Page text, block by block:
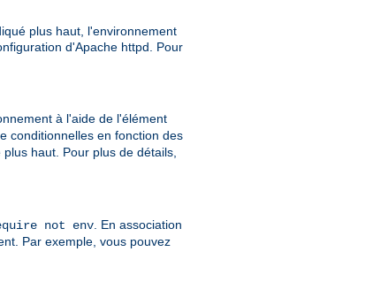
plus haut, l'environnement
d'Apache httpd. Pour
à l'aide de l'élément
conditionnelles en fonction des
haut. Pour plus de détails,
not env . En association
Par exemple, vous pouvez